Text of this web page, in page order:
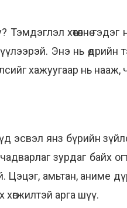
хөтөлнө гэдэг
Энэ нь
хажуугаар нь
эсвэл янз бүрийн
зурдаг байх
Цэцэг, амьтан, аниме
арга шүү.